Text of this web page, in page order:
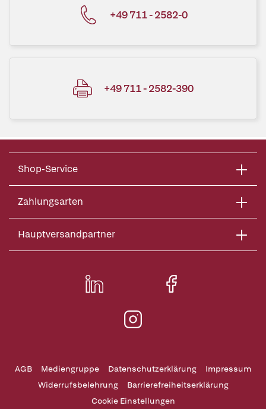
+49 711 - 2582-0
+49 711 - 2582-390
Shop-Service
Zahlungsarten
Hauptversandpartner
AGB Mediengruppe Datenschutzerklärung
Impressum
Widerrufsbelehrung
Barrierefreiheitserklärung
Cookie Einstellungen